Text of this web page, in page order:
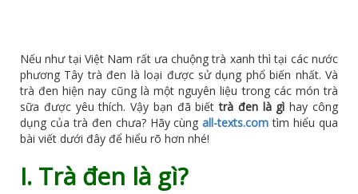
Nếu như tại Việt Nam rất ưa chuộng trà xanh thì tại các nước
phương Tây trà đen là loại được sử dụng phổ biến nhất. Và
trà đen hiện nay cũng là một nguyên liệu trong các món trà
sữa được yêu thích. Vậy bạn đã biếttrà đen là gì hay công
dụng của trà đen chưa? Hãy cùngall-texts.com tìm hiểu qua
bài viết dưới đây để hiểu rõ hơn nhé!
I. Trà đen là gì?